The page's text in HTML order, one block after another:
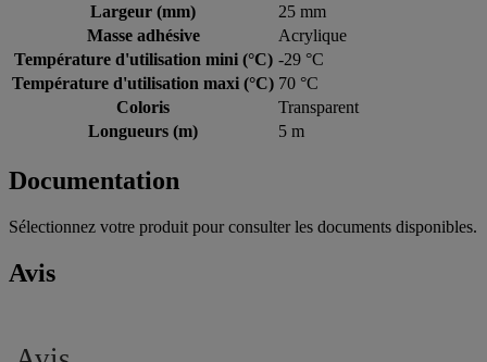
Largeur (mm)
25 mm
Masse adhésive
Acrylique
Température d'utilisation mini (°C) -29 °C
Température d'utilisation maxi (°C) 70 °C
Coloris
Transparent
Longueurs (m)
5 m
Documentation
Sélectionnez votre produit pour consulter les documents disponibles.
Avis